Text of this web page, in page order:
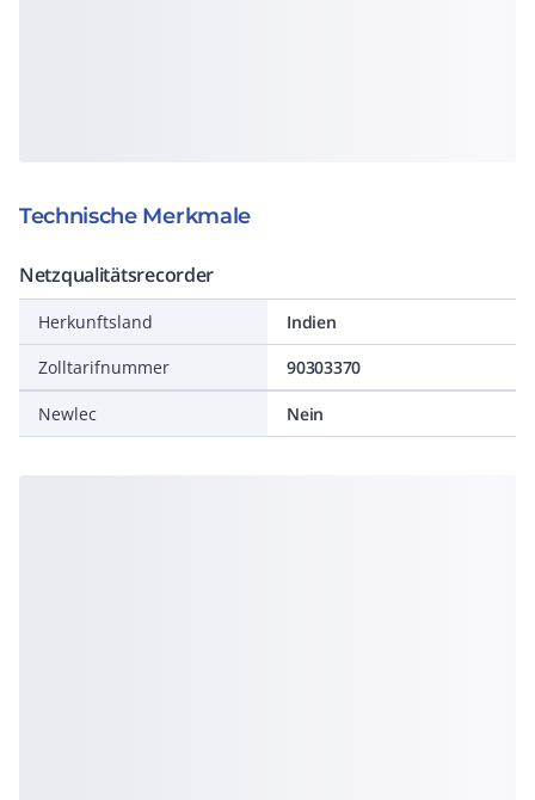
Technische Merkmale
Netzqualitätsrecorder
Herkunftsland
Indien
Zolltarifnummer
90303370
Newlec Nein